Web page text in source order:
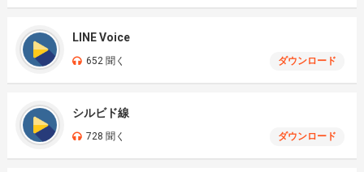
LINE Voice
652 聞く ダウンロード
シルビド線
728 聞く ダウンロード